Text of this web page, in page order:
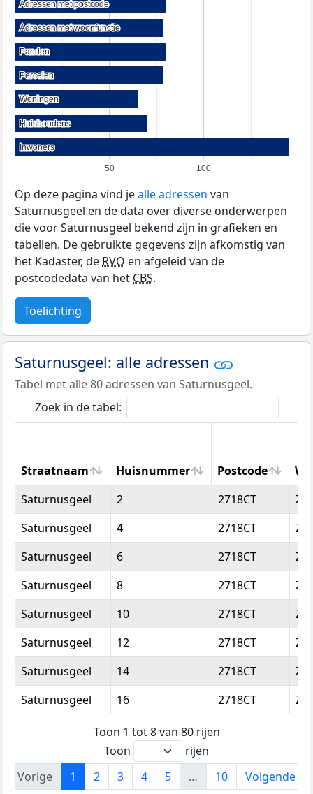
50 100
Adressen met postcode
Adressen met postcode
Adressen met woonfunctie
Adressen met woonfunctie
Panden
Panden
Percelen
Percelen
Woningen
Woningen
Huishoudens
Huishoudens
Inwoners
Inwoners
Op deze pagina vind jealle adressen van
Saturnusgeel en de data over diverse onderwerpen
die voor Saturnusgeel bekend zijn in grafieken en
tabellen. De gebruikte gegevens zijn afkomstig van
het Kadaster, deRVO en afgeleid van de
postcodedata van hetCBS.
Toelichting
Saturnusgeel: alle adressen
Tabel met alle 80 adressen van Saturnusgeel.
Zoek in de tabel:
Straatnaam Huisnummer Postcode
Straatnaam
Huisnummer Postcode
Saturnusgeel 2 2718CT
Saturnusgeel
4 2718CT
Saturnusgeel
6 2718CT
Saturnusgeel
8 2718CT
Saturnusgeel
10 2718CT
Saturnusgeel
12 2718CT
Saturnusgeel
14 2718CT
Saturnusgeel
16 2718CT
Toon 1 tot 8 van 80 rijen
Toon
rijen
Vorige
1 2 3 4 5 … 10 Volgende